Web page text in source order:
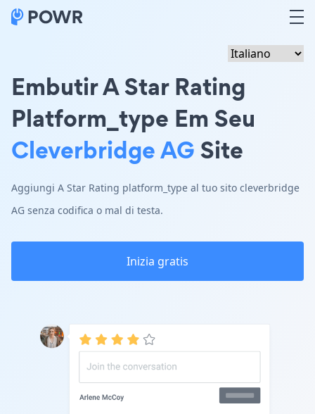
Embutir A Star Rating
Platform_type Em Seu
Cleverbridge AGSite
Aggiungi A Star Rating platform_type al tuo sito cleverbridge
AG senza codifica o mal di testa.
Inizia gratis